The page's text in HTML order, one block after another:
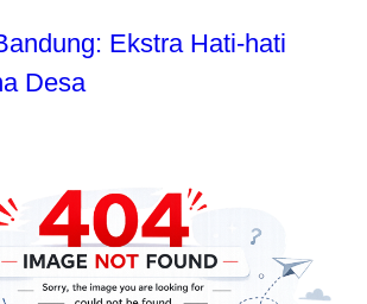
Ekstra Hati-hati
Desa